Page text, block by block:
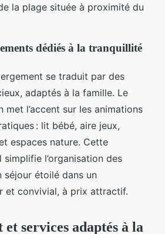
la plage située à proximité du
dédiés à la tranquillité
se traduit par des
adaptés à la famille. Le
met l’accent sur les animations
: lit bébé, aire jeux,
espaces nature. Cette
l’organisation des
séjour étoilé dans un
et convivial, à prix attractif.
services adaptés à la